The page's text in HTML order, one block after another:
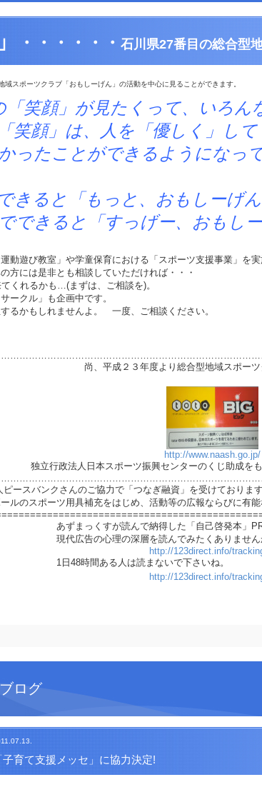
・・・・・・ 石川県27番目の総合型
スポーツクラブ「おもしーげん」の活動を中心に見ることができます。
笑顔」が見たくって、いろん
、人を「優しく」してく
できるようになっても
もっと、おもしーげん
「すっげー、おもしー
動遊び教室」や学童保育における「スポーツ支援事業」を実
方には是非とも相談していただければ・・・
くれるかも…(まずは、ご相談を)。
ークル」も企画中です。
るかもしれませんよ。 一度、ご相談ください。
合型地域スポーツクラブ「お
http://www.naash.go.jp/
興センターのくじ助成をもとに様々な
ースバンクさんのご協力で「つなぎ融資」を受けております
ルのスポーツ用具補充をはじめ、活動等の広報ならびに有
納得した「自己啓発本」PRコ
を読んでみたくありません
http://123direct.info/
読まないで下さいね。
http://123direct.info/
ブログ
子育て支援メッセ」に協力決定!